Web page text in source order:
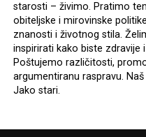
starosti – živimo. Pratimo
obiteljske i mirovinske
znanosti i životnog stila.
inspirirati kako biste zdravije
Poštujemo različitosti,
argumentiranu raspravu.
Jako stari.